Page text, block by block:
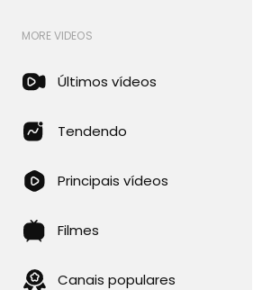
MORE VIDEOS
Últimos vídeos
Tendendo
Principais vídeos
Filmes
Canais populares